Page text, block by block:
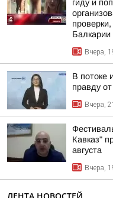
гиду и
Балкарии
Вчера,
В потоке
правду
Вчера,
Кавказ"
августа
Вчера,